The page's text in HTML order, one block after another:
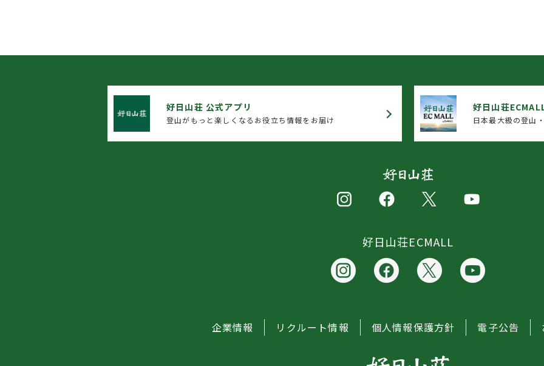
好日山荘 公式アプリ
登山がもっと楽しくなるお役立ち情報をお届け
好日山荘
日本最大級の登山
好日山荘ECMALL
企業情報 リクルート情報 個人情報保護方針 電子公告